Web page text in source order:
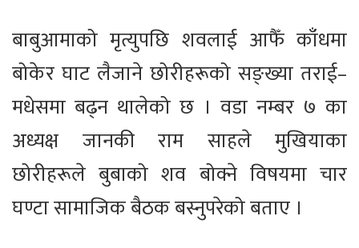
बाबुआमाको मृत्युपछि शवलाई आफैँ काँधमा
बोकेर घाट लैजाने छोरीहरूको सङ्ख्या तराई–
मधेसमा बढ्न थालेको छ । वडा नम्बर ७ का
अध्यक्ष जानकी राम साहले मुखियाका
छोरीहरूले बुबाको शव बोक्ने विषयमा चार
घण्टा सामाजिक बैठक बस्नुपरेको बताए ।